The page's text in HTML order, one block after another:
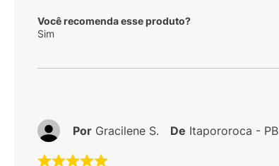
Você recomenda esse produto?
Sim
Por Gracilene S. De Itapororoca - PB